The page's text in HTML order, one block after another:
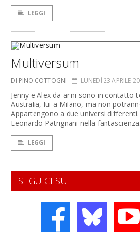
LEGGI
Multiversum
DI PINO COTTOGNI LUNEDÌ 23 APRILE
Jenny e Alex da anni sono in contatto
Australia, lui a Milano, ma non
Appartengono a due universi
Leonardo Patrignani nella fantascienza.
LEGGI
SEGUICI SU